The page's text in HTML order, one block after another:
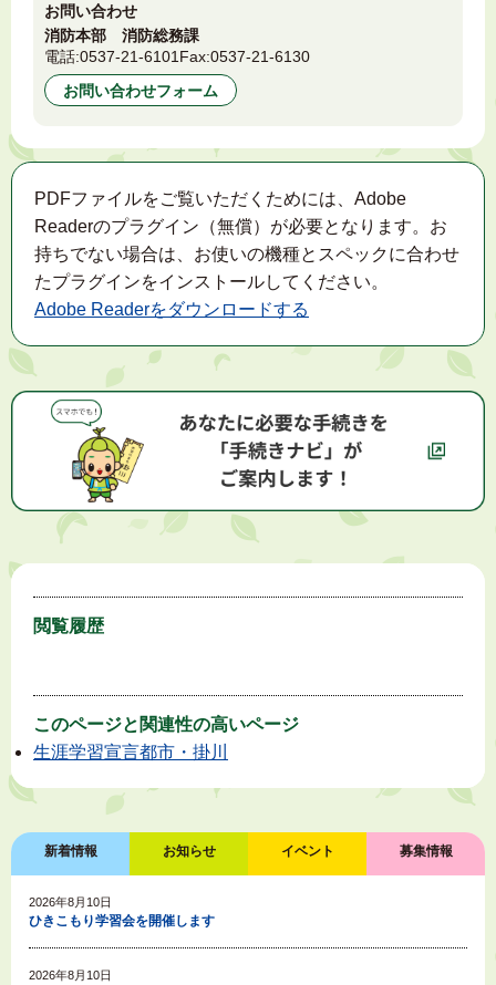
お問い合わせ
消防本部 消防総務課
電話:0537-21-6101 Fax:0537-21-6130
お問い合わせフォーム
PDFファイルをご覧いただくためには、Adobe
Readerのプラグイン（無償）が必要となります。お
持ちでない場合は、お使いの機種とスペックに合わせ
たプラグインをインストールしてください。
Adobe Readerをダウンロードする
閲覧履歴
このページと 関連性の高いページ
生涯学習宣言都市・掛川
新着情報 お知らせ イベント 募集情報
2026年8月10日
ひきこもり学習会を開催します
2026年8月10日